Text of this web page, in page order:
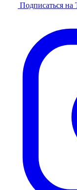
Подписаться на